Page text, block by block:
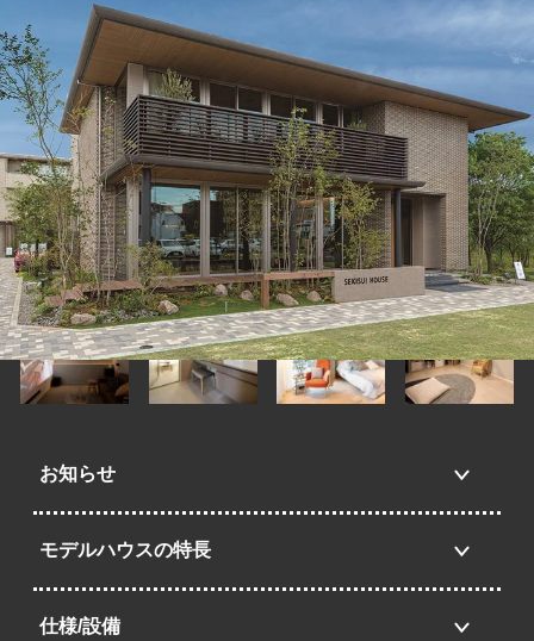
お知らせ
モデルハウスの特長
仕様/設備